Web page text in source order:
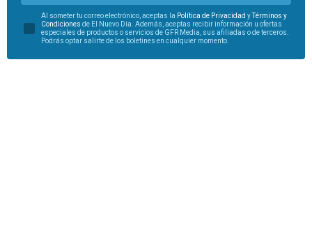
Al someter tu correo electrónico, aceptas la Política de Privacidad y
Términos y
Condiciones de El Nuevo Día. Además, aceptas recibir información u ofertas
especiales de productos o servicios de GFR Media, sus afiliadas o de terceros.
Podrás optar salirte de los boletines en cualquier momento.